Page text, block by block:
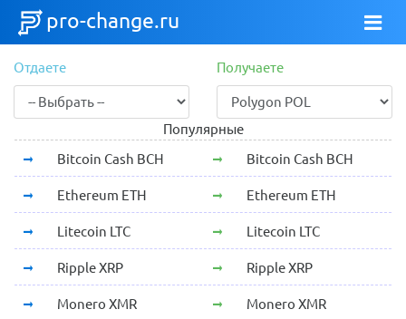
pro-change.ru
Отдаете Получаете
Популярные
Bitcoin Cash BCH
Bitcoin Cash BCH
Ethereum ETH Ethereum ETH
Litecoin LTC Litecoin LTC
Ripple XRP Ripple XRP
Monero XMR Monero XMR